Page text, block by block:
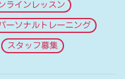
ラインレッスン
ーソナルトレーニング
スタッフ募集